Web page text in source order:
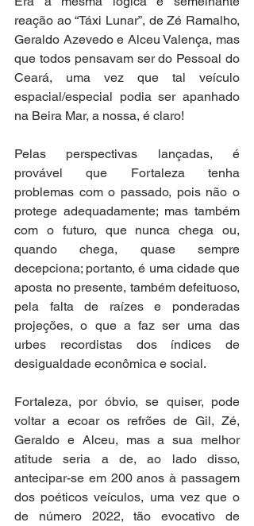
reação ao “Táxi Lunar”, de Zé Ramalho,
Geraldo Azevedo e Alceu Valença, mas
que todos pensavam ser do Pessoal do
Ceará, uma vez que tal veículo
espacial/especial podia ser apanhado
na Beira Mar, a nossa, é claro!
Pelas perspectivas lançadas, é
provável que Fortaleza tenha
problemas com o passado, pois não o
protege adequadamente; mas também
com o futuro, que nunca chega ou,
quando chega, quase sempre
decepciona; portanto, é uma cidade que
aposta no presente, também defeituoso,
pela falta de raízes e ponderadas
projeções, o que a faz ser uma das
urbes recordistas dos índices de
desigualdade econômica e social.
Fortaleza, por óbvio, se quiser, pode
voltar a ecoar os refrões de Gil, Zé,
Geraldo e Alceu, mas a sua melhor
atitude seria a de, ao lado disso,
antecipar-se em 200 anos à passagem
dos poéticos veículos, uma vez que o
de número 2022, tão evocativo de